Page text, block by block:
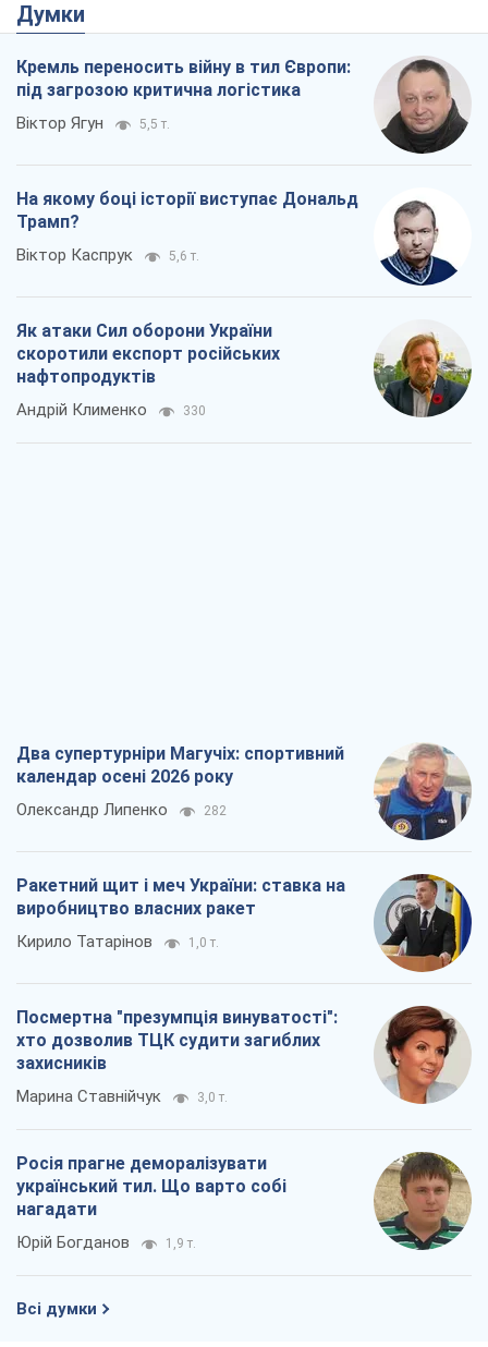
Думки
Кремль переносить війну в тил Європи:
під загрозою критична логістика
Віктор Ягун 5,5 т.
На якому боці історії виступає Дональд
Трамп?
Віктор Каспрук 5,6 т.
Як атаки Сил оборони України
скоротили експорт російських
нафтопродуктів
Андрій Клименко 330
Два супертурніри Магучіх: спортивний
календар осені 2026 року
Олександр Липенко 282
Ракетний щит і меч України: ставка на
виробництво власних ракет
Кирило Татарінов 1,0 т.
Посмертна "презумпція винуватості":
хто дозволив ТЦК судити загиблих
захисників
Марина Ставнійчук 3,0 т.
Росія прагне деморалізувати
український тил. Що варто собі
нагадати
Юрій Богданов 1,9 т.
Всі думки